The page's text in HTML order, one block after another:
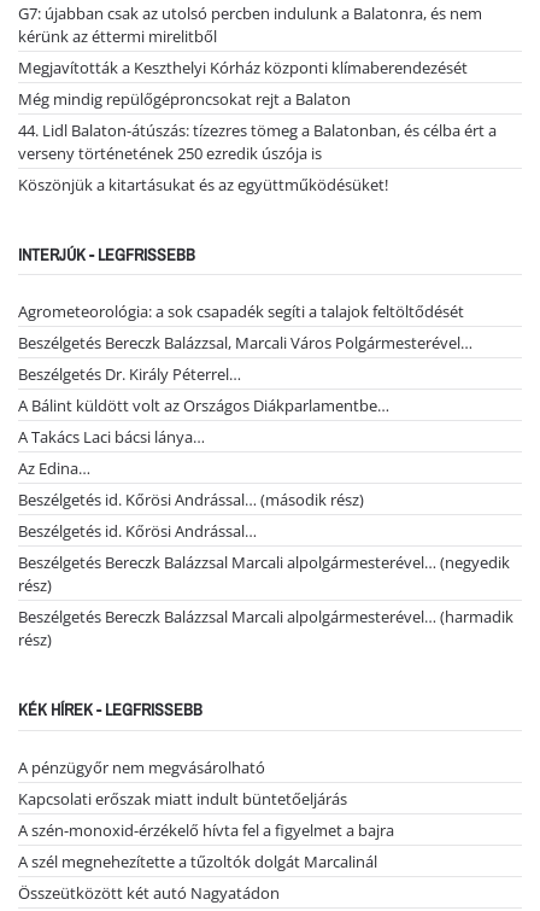
G7: újabban csak az utolsó percben indulunk a Balatonra, és nem
kérünk az éttermi mirelitből
Megjavították a Keszthelyi Kórház központi klímaberendezését
Még mindig repülőgéproncsokat rejt a Balaton
44. Lidl Balaton-átúszás: tízezres tömeg a Balatonban, és célba ért a
verseny történetének 250 ezredik úszója is
Köszönjük a kitartásukat és az együttműködésüket!
INTERJÚK - LEGFRISSEBB
Agrometeorológia: a sok csapadék segíti a talajok feltöltődését
Beszélgetés Bereczk Balázzsal, Marcali Város Polgármesterével…
Beszélgetés Dr. Király Péterrel…
A Bálint küldött volt az Országos Diákparlamentbe…
A Takács Laci bácsi lánya…
Az Edina…
Beszélgetés id. Kőrösi Andrással… (második rész)
Beszélgetés id. Kőrösi Andrással…
Beszélgetés Bereczk Balázzsal Marcali alpolgármesterével… (negyedik
rész)
Beszélgetés Bereczk Balázzsal Marcali alpolgármesterével… (harmadik
rész)
KÉK HÍREK - LEGFRISSEBB
A pénzügyőr nem megvásárolható
Kapcsolati erőszak miatt indult büntetőeljárás
A szén-monoxid-érzékelő hívta fel a figyelmet a bajra
A szél megnehezítette a tűzoltók dolgát Marcalinál
Összeütközött két autó Nagyatádon